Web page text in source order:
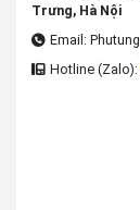
Trưng, Hà Nội
Email:
Hotline (Zalo):